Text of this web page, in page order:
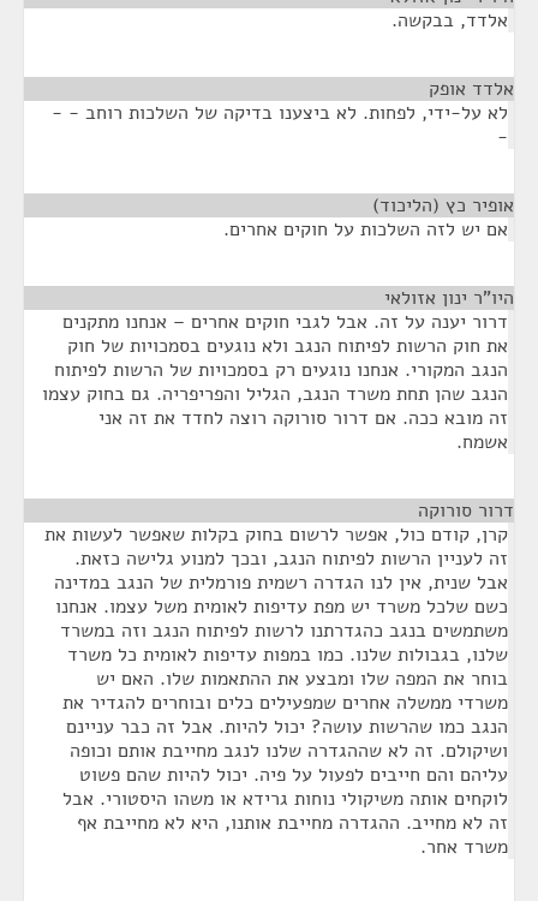
אלדד, בבקשה.
אלדד אופק
לא על-ידי, לפחות. לא ביצענו בדיקה של השלכות רוחב - -
-
אופיר כץ (הליכוד)
אם יש לזה השלכות על חוקים אחרים.
היו"ר ינון אזולאי
דרור יענה על זה. אבל לגבי חוקים אחרים – אנחנו מתקנים
את חוק הרשות לפיתוח הנגב ולא נוגעים בסמכויות של חוק
הנגב המקורי. אנחנו נוגעים רק בסמכויות של הרשות לפיתוח
הנגב שהן תחת משרד הנגב, הגליל והפריפריה. גם בחוק עצמו
זה מובא ככה. אם דרור סורוקה רוצה לחדד את זה אני
אשמח.
דרור סורוקה
קרן, קודם כול, אפשר לרשום בחוק בקלות שאפשר לעשות את
זה לעניין הרשות לפיתוח הנגב, ובכך למנוע גלישה כזאת.
אבל שנית, אין לנו הגדרה רשמית פורמלית של הנגב במדינה
כשם שלכל משרד יש מפת עדיפות לאומית משל עצמו. אנחנו
משתמשים בנגב כהגדרתנו לרשות לפיתוח הנגב וזה במשרד
שלנו, בגבולות שלנו. כמו במפות עדיפות לאומית כל משרד
בוחר את המפה שלו ומבצע את ההתאמות שלו. האם יש
משרדי ממשלה אחרים שמפעילים כלים ובוחרים להגדיר את
הנגב כמו שהרשות עושה? יכול להיות. אבל זה כבר עניינם
ושיקולם. זה לא שההגדרה שלנו לנגב מחייבת אותם וכופה
עליהם והם חייבים לפעול על פיה. יכול להיות שהם פשוט
לוקחים אותה משיקולי נוחות גרידא או משהו היסטורי. אבל
זה לא מחייב. ההגדרה מחייבת אותנו, היא לא מחייבת אף
משרד אחר.